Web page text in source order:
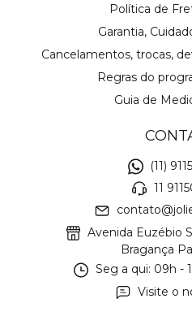
Política de
Garantia,
Cancelamentos, trocas,
Regras do
Guia de
(11)
11
Avenida Euzébio
Bragança
Seg a qui: 09h -
Visite o